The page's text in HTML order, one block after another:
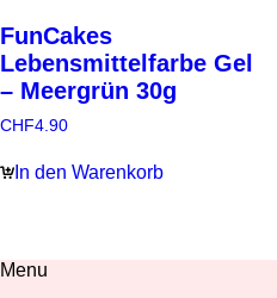
FunCakes
Lebensmittelfarbe Gel
– Meergrün 30g
CHF4.90
In den Warenkorb
Menu